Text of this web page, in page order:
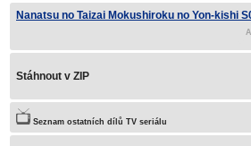
Nanatsu no Taizai Mokushiroku no Yon-kishi
Stáhnout v ZIP
Seznam ostatních dílů TV seriálu